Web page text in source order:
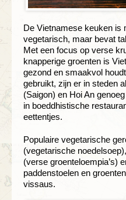
De Vietnamese keuken is
vegetarisch, maar bevat
Met een focus op verse
knapperige groenten is
gezond en smaakvol
gebruikt, zijn er in steden
(Saigon) en Hoi An
in boeddhistische
eettentjes.
Populaire vegetarische
(vegetarische noedelsoep),
(verse groenteloempia’s)
paddenstoelen en
vissaus.